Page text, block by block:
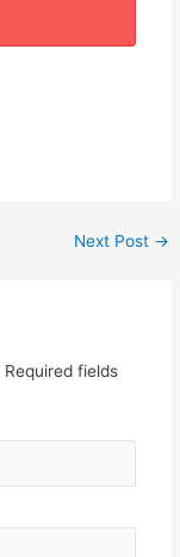
Next Post →
Required fields